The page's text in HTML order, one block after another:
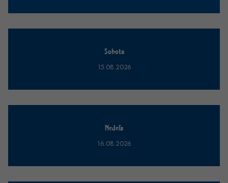
Sobota
15.08.2026
Nedeľa
16.08.2026